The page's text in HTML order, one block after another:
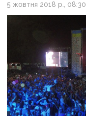
5 жовтня 2018 р., 08:30